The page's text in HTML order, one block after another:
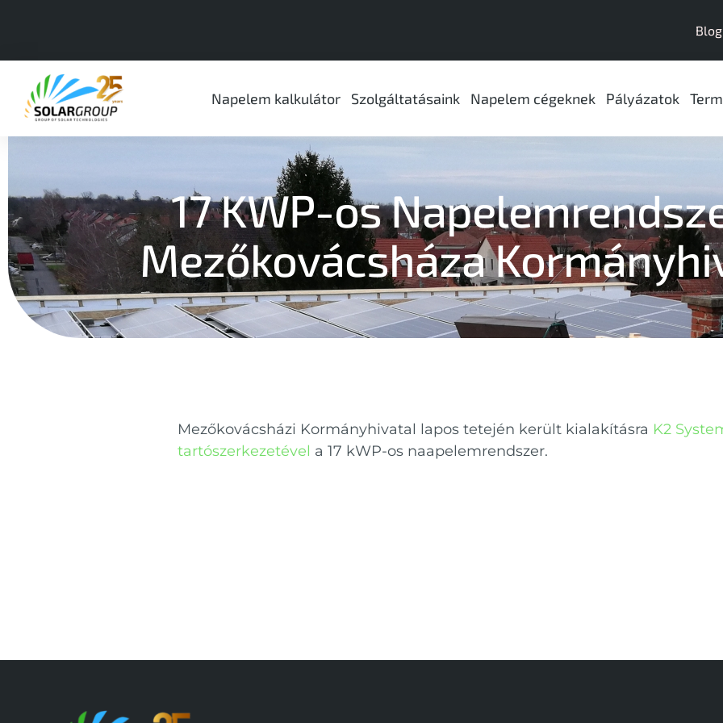
Blog
Napelem kalkulátor Szolgáltatásaink Napelem cégeknek Pályázatok
17 KWP-os
Mezőkovácsháza
Mezőkovácsházi Kormányhivatal lapos tetején került kialakításra K2
tartószerkezetével a 17 kWP-os naapelemrendszer.